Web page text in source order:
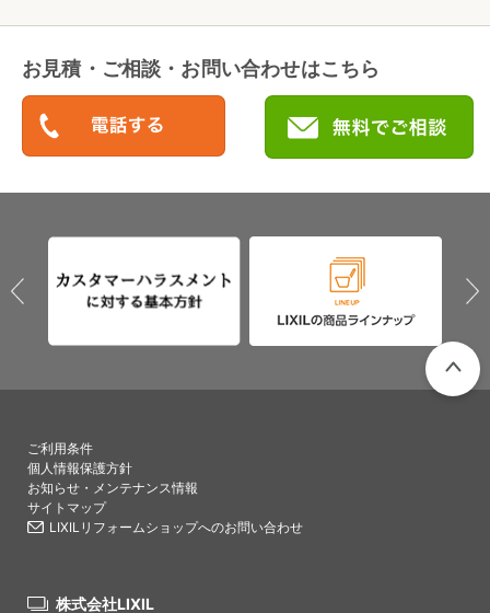
お見積・ご相談・お問い合わせはこちら
ご利用条件
個人情報保護方針
お知らせ・メンテナンス情報
サイトマップ
LIXILリフォームショップへのお問い合わせ
株式会社LIXIL